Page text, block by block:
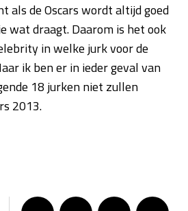
als de Oscars wordt altijd goed
wat draagt. Daarom is het ook
in welke jurk voor de
ik ben er in ieder geval van
18 jurken niet zullen
2013.